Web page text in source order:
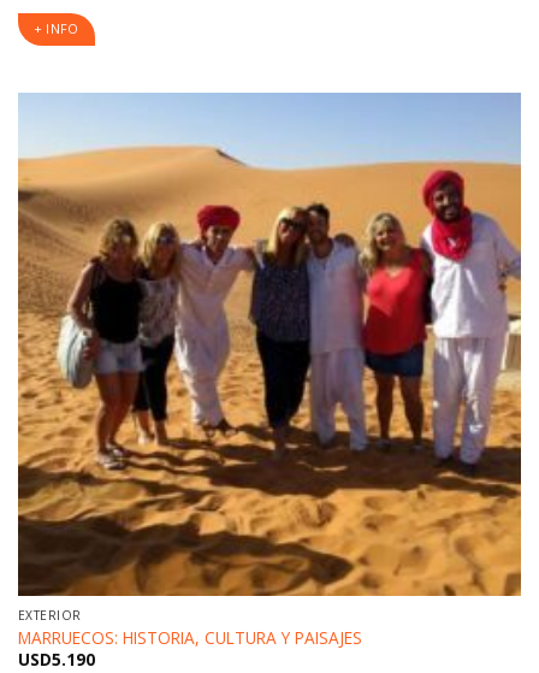
+ INFO
EXTERIOR
MARRUECOS: HISTORIA, CULTURA Y PAISAJES
USD5.190